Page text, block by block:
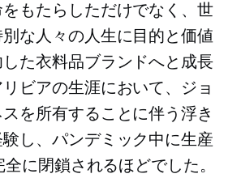
もたらしただけでなく、世
な人々の人生に目的と価値
た衣料品ブランドへと成長
ビアの生涯において、ジョ
を所有することに伴う浮き
し、パンデミック中に生産
に閉鎖されるほどでした。